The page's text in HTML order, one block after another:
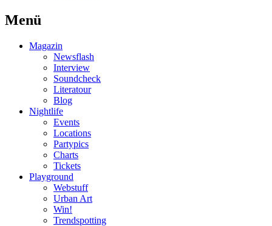
Menü
Magazin
Newsflash
Interview
Soundcheck
Literatour
Blog
Nightlife
Events
Locations
Partypics
Charts
Tickets
Playground
Webstuff
Urban Art
Win!
Trendspotting